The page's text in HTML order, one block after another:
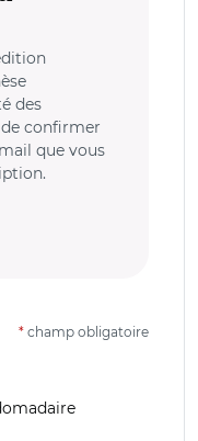
des
confirmer
que vous
* champ obligatoire